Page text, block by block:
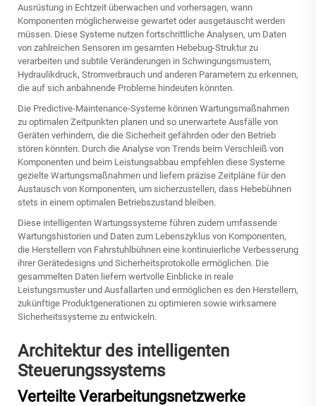
Ausrüstung in Echtzeit überwachen und vorhersagen, wann
Komponenten möglicherweise gewartet oder ausgetauscht werden
müssen. Diese Systeme nutzen fortschrittliche Analysen, um Daten
von zahlreichen Sensoren im gesamten Hebebug-Struktur zu
verarbeiten und subtile Veränderungen in Schwingungsmustern,
Hydraulikdruck, Stromverbrauch und anderen Parametern zu erkennen,
die auf sich anbahnende Probleme hindeuten könnten.
Die Predictive-Maintenance-Systeme können Wartungsmaßnahmen
zu optimalen Zeitpunkten planen und so unerwartete Ausfälle von
Geräten verhindern, die die Sicherheit gefährden oder den Betrieb
stören könnten. Durch die Analyse von Trends beim Verschleiß von
Komponenten und beim Leistungsabbau empfehlen diese Systeme
gezielte Wartungsmaßnahmen und liefern präzise Zeitpläne für den
Austausch von Komponenten, um sicherzustellen, dass Hebebühnen
stets in einem optimalen Betriebszustand bleiben.
Diese intelligenten Wartungssysteme führen zudem umfassende
Wartungshistorien und Daten zum Lebenszyklus von Komponenten,
die Herstellern von Fahrstuhlbühnen eine kontinuierliche Verbesserung
ihrer Gerätedesigns und Sicherheitsprotokolle ermöglichen. Die
gesammelten Daten liefern wertvolle Einblicke in reale
Leistungsmuster und Ausfallarten und ermöglichen es den Herstellern,
zukünftige Produktgenerationen zu optimieren sowie wirksamere
Sicherheitssysteme zu entwickeln.
Architektur des intelligenten
Steuerungssystems
Verteilte Verarbeitungsnetzwerke